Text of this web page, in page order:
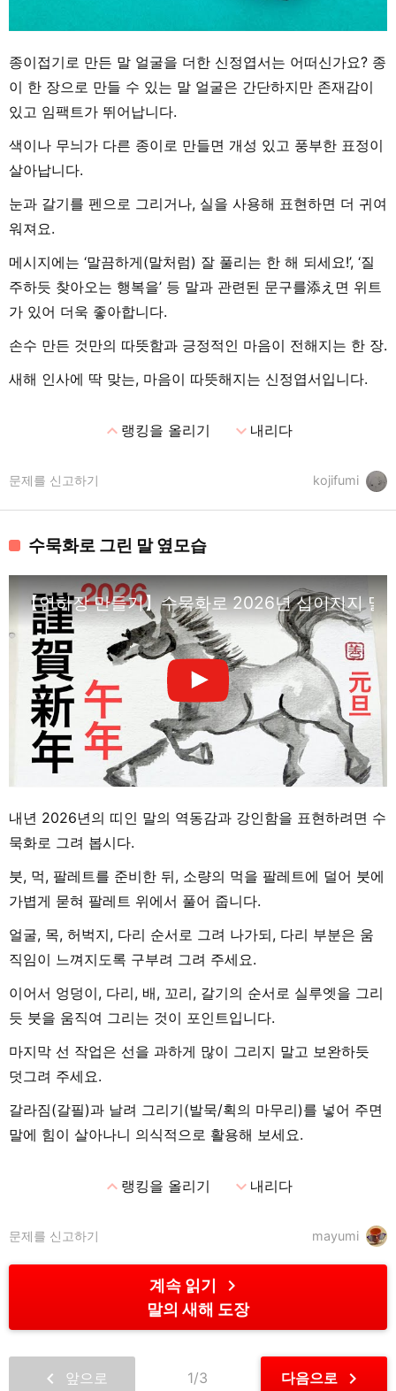
종이접기로 만든 말 얼굴을 더한 신정엽서는 어떠신가요? 종
이 한 장으로 만들 수 있는 말 얼굴은 간단하지만 존재감이
있고 임팩트가 뛰어납니다.
색이나 무늬가 다른 종이로 만들면 개성 있고 풍부한 표정이
살아납니다.
눈과 갈기를 펜으로 그리거나, 실을 사용해 표현하면 더 귀여
워져요.
메시지에는 ‘말끔하게(말처럼) 잘 풀리는 한 해 되세요!’, ‘질
주하듯 찾아오는 행복을’ 등 말과 관련된 문구를添え면 위트
가 있어 더욱 좋아합니다.
손수 만든 것만의 따뜻함과 긍정적인 마음이 전해지는 한 장.
새해 인사에 딱 맞는, 마음이 따뜻해지는 신정엽서입니다.
expand_less랭킹을 올리기 expand_more내리다
kojifumi
문제를 신고하기
수묵화로 그린 말 옆모습
【연하장 만들기】수묵화로 2026년 십이지지 말
내년 2026년의 띠인 말의 역동감과 강인함을 표현하려면 수
묵화로 그려 봅시다.
붓, 먹, 팔레트를 준비한 뒤, 소량의 먹을 팔레트에 덜어 붓에
가볍게 묻혀 팔레트 위에서 풀어 줍니다.
얼굴, 목, 허벅지, 다리 순서로 그려 나가되, 다리 부분은 움
직임이 느껴지도록 구부려 그려 주세요.
이어서 엉덩이, 다리, 배, 꼬리, 갈기의 순서로 실루엣을 그리
듯 붓을 움직여 그리는 것이 포인트입니다.
마지막 선 작업은 선을 과하게 많이 그리지 말고 보완하듯
덧그려 주세요.
갈라짐(갈필)과 날려 그리기(발묵/획의 마무리)를 넣어 주면
말에 힘이 살아나니 의식적으로 활용해 보세요.
expand_less랭킹을 올리기 expand_more내리다
mayumi
문제를 신고하기
계속 읽기 chevron_right
말의 새해 도장
chevron_left 앞으로 1/3 다음으로 chevron_right